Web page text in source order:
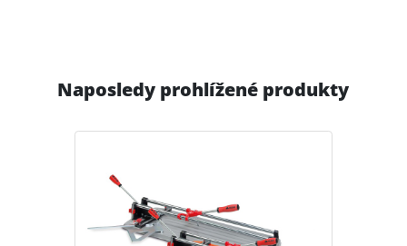
Naposledy prohlížené produkty